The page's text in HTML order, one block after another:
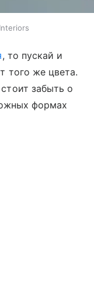
, то пускай и
того же цвета.
забыть о
формах